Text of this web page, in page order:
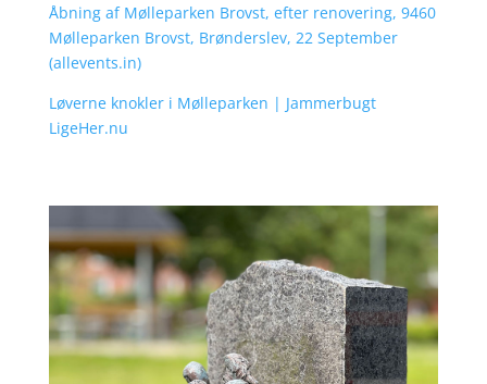
Åbning af Mølleparken Brovst, efter renovering, 9460
Mølleparken Brovst, Brønderslev, 22 September
(allevents.in)
Løverne knokler i Mølleparken | Jammerbugt
LigeHer.nu